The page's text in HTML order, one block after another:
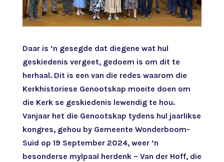
Daar is ’n gesegde dat diegene wat hul
geskiedenis vergeet, gedoem is om dit te
herhaal. Dit is een van die redes waarom die
Kerkhistoriese Genootskap moeite doen om
die Kerk se geskiedenis lewendig te hou.
Vanjaar het die Genootskap tydens hul jaarlikse
kongres, gehou by Gemeente Wonderboom-
Suid op 19 September 2024, weer ’n
besonderse mylpaal herdenk – Van der Hoff, die